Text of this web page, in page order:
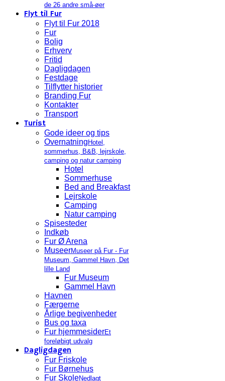
de 26 andre små-øer
Flyt til Fur
Flyt til Fur 2018
Fur
Bolig
Erhverv
Fritid
Dagligdagen
Festdage
Tilflytter historier
Branding Fur
Kontakter
Transport
Turist
Gode ideer og tips
Overnatning Hotel,
sommerhus, B&B, lejrskole,
camping og natur camping
Hotel
Sommerhuse
Bed and Breakfast
Lejrskole
Camping
Natur camping
Spisesteder
Indkøb
Fur Ø Arena
MuseerMuseer på Fur - Fur
Museum, Gammel Havn, Det
lille Land
Fur Museum
Gammel Havn
Havnen
Færgerne
Årlige begivenheder
Bus og taxa
Fur hjemmesiderEt
foreløbigt udvalg
Dagligdagen
Fur Friskole
Fur Børnehus
Fur SkoleNedlagt